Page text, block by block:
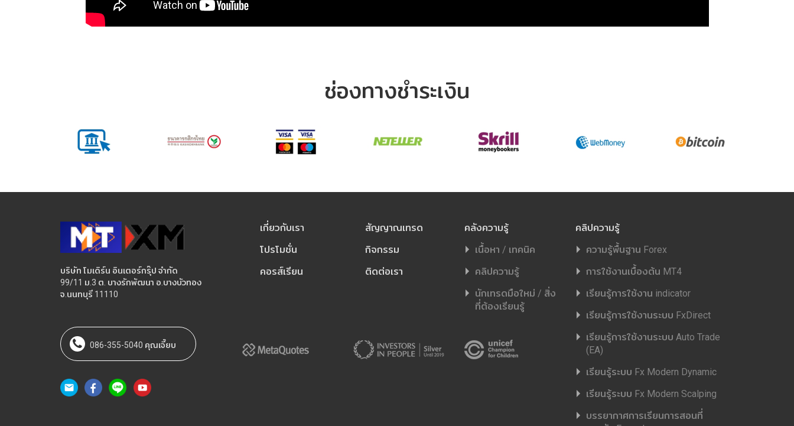
ช่องทางชำระเงิน
บริษัท โมเดิร์น อินเตอร์กรุ๊ป จำกัด
99/11 ม.3 ต. บางรักพัฒนา อ.บางบัวทอง
จ.นนทบุรี 11110
086-355-5040 คุณเจี๊ยบ
เกี่ยวกับเรา
โปรโมชั่น
คอรส์เรียน
สัญญาณเทรด
กิจกรรม
ติดต่อเรา
คลังความรู้
เนื้อหา / เทคนิค
คลิปความรู้
นักเทรดมือใหม่ / สิ่ง
ที่ต้องเรียนรู้
คลิปความรู้
ความรู้พื้นฐาน Forex
การใช้งานเบื้องต้น MT4
เรียนรู้การใช้งาน indicator
เรียนรู้การใช้งานระบบ FxDirect
เรียนรู้การใช้งานระบบ Auto Trade
(EA)
เรียนรู้ระบบ Fx Modern Dynamic
เรียนรู้ระบบ Fx Modern Scalping
บรรยากาศการเรียนการสอนที่